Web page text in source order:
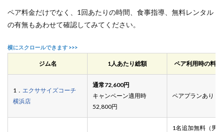
ます
か？
文献
ペア料金だけでなく、1回あたりの時間、食事指導、無料レンタル
の有無もあわせて確認してみてください。
ジム名 1人あたり総額 ペア利用時の料
1． エクササイズコーチ
横浜店
通常72,600円
キャンペーン適用時
52,800円
ペアプランあり
1名追加無料（男